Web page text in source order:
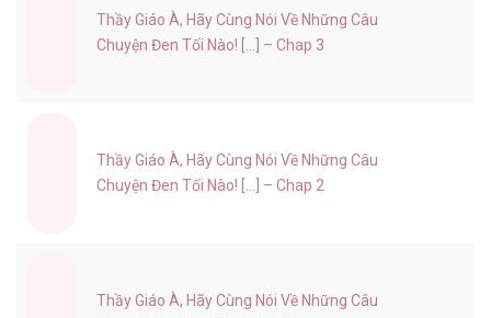
Thầy Giáo À, Hãy Cùng Nói Về Những Câu
Chuyện Đen Tối Nào! [...] – Chap 3
Thầy Giáo À, Hãy Cùng Nói Về Những Câu
Chuyện Đen Tối Nào! [...] – Chap 2
Thầy Giáo À, Hãy Cùng Nói Về Những Câu